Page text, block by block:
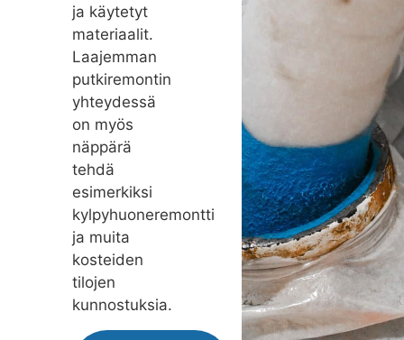
ja käytetyt
materiaalit.
Laajemman
putkiremontin
yhteydessä
on myös
näppärä
tehdä
esimerkiksi
kylpyhuoneremontti
ja muita
kosteiden
tilojen
kunnostuksia.